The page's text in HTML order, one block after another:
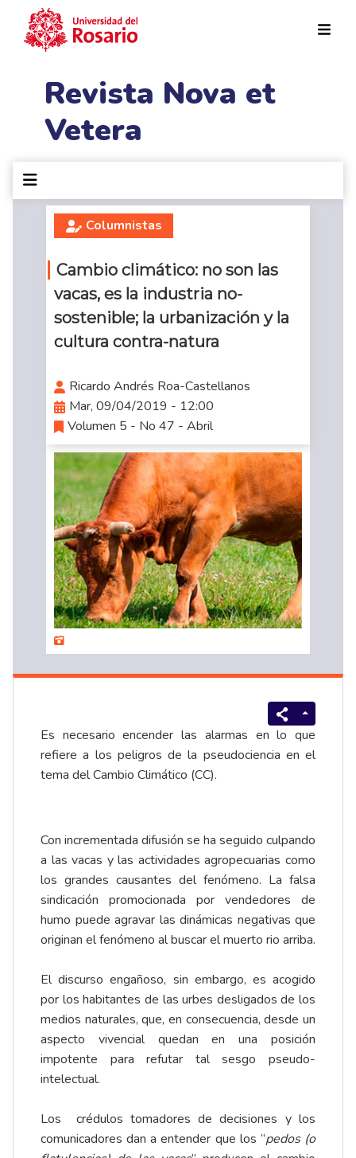
Revista Nova et
Vetera
Columnistas
Cambio climático: no son las
vacas, es la industria no-
sostenible; la urbanización y la
cultura contra-natura
Ricardo Andrés Roa-Castellanos
Mar, 09/04/2019 - 12:00
Volumen 5 - No 47 - Abril
Es necesario encender las alarmas en lo que
refiere a los peligros de la pseudociencia en el
tema del Cambio Climático (CC).
Con incrementada difusión se ha seguido culpando
a las vacas y las actividades agropecuarias como
los grandes causantes del fenómeno. La falsa
sindicación promocionada por vendedores de
humo puede agravar las dinámicas negativas que
originan el fenómeno al buscar el muerto rio arriba.
El discurso engañoso, sin embargo, es acogido
por los habitantes de las urbes desligados de los
medios naturales, que, en consecuencia, desde un
aspecto vivencial quedan en una posición
impotente para refutar tal sesgo pseudo-
intelectual.
Los crédulos tomadores de decisiones y los
comunicadores dan a entender que los “pedos (o